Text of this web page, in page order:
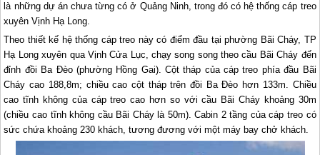
là những dự án chưa từng có ở Quảng Ninh, trong đó có hệ thống cáp treo
xuyên Vịnh Hạ Long.
Theo thiết kế hệ thống cáp treo này có điểm đầu tại phường Bãi Cháy, TP
Hạ Longxuyên qua Vịnh Cửa Lục, chạy song song theo cầu Bãi Cháy đến
đỉnh đồi Ba Đèo (phường Hồng Gai). Cột tháp của cáp treo phía đầu Bãi
Cháy cao 188,8m; chiều cao cột tháp trên đồi Ba Đèo hơn 133m. Chiều
cao tĩnh không của cáp treo cao hơn so với cầu Bãi Cháy khoảng 30m
(chiều cao tĩnh không cầu Bãi Cháy là 50m). Cabin 2 tầng của cáp treo có
sức chứa khoảng 230 khách, tương đương với một máy bay chở khách.